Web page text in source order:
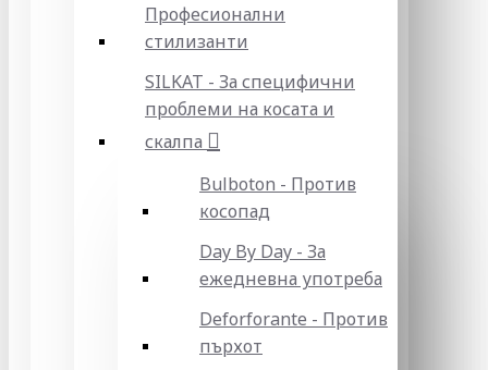
Професионални
стилизанти
SILKAT - За специфични
проблеми на косата и
скалпа
Bulboton - Против
косопад
Day By Day - За
ежедневна употреба
Deforforante - Против
пърхот